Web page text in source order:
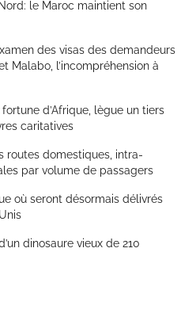
le Maroc maintient son
des visas des demandeurs
Malabo, l’incompréhension à
d’Afrique, lègue un tiers
caritatives
routes domestiques, intra-
par volume de passagers
où seront désormais délivrés
dinosaure vieux de 210